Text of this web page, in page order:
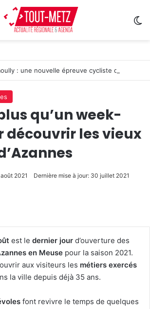
qu’un week-
découvrir les vieux
2021 Dernière mise à jour: 30 juillet 2021
est le dernier jour d’ouverture des
en Meuse pour la saison 2021.
aux visiteurs les métiers exercés
la ville depuis déjà 35 ans.
font revivre le temps de quelques